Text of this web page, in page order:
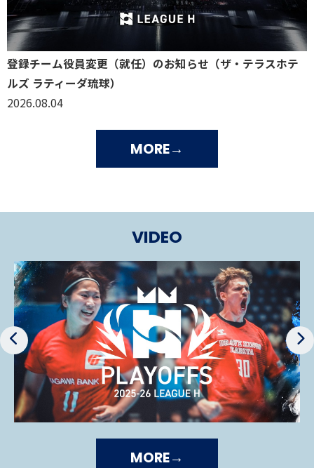
登録チーム役員変更（就任）のお知らせ（ザ・テラスホテ
ルズ ラティーダ琉球）
2026.08.04
MORE
VIDEO
MORE